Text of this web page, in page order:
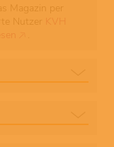
Magazin per
Nutzer
KVH